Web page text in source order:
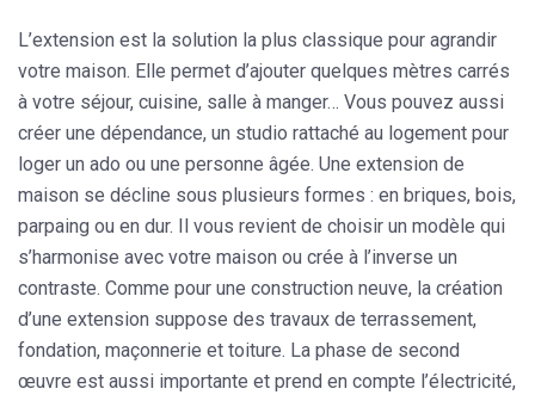
L’extension est la solution la plus classique pour agrandir
votre maison. Elle permet d’ajouter quelques mètres carrés
à votre séjour, cuisine, salle à manger… Vous pouvez aussi
créer une dépendance, un studio rattaché au logement pour
loger un ado ou une personne âgée. Une extension de
maison se décline sous plusieurs formes : en briques, bois,
parpaing ou en dur. Il vous revient de choisir un modèle qui
s’harmonise avec votre maison ou crée à l’inverse un
contraste. Comme pour une construction neuve, la création
d’une extension suppose des travaux de terrassement,
fondation, maçonnerie et toiture. La phase de second
œuvre est aussi importante et prend en compte l’électricité,